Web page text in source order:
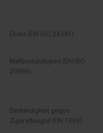
Dicke (EN ISO 24346)
Maßbeständigkeit (EN ISO
23999)
Beständigkeit gegen
Zigarettenglut (EN 1399)